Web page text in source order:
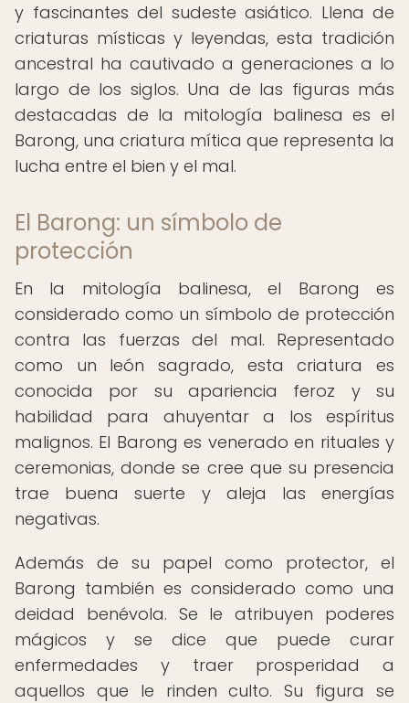
y fascinantes del sudeste asiático. Llena de
criaturas místicas y leyendas, esta tradición
ancestral ha cautivado a generaciones a lo
largo de los siglos. Una de las figuras más
destacadas de la mitología balinesa es el
Barong, una criatura mítica que representa la
lucha entre el bien y el mal.
El Barong: un símbolo de
protección
En la mitología balinesa, el Barong es
considerado como un símbolo de protección
contra las fuerzas del mal. Representado
como un león sagrado, esta criatura es
conocida por su apariencia feroz y su
habilidad para ahuyentar a los espíritus
malignos. El Barong es venerado en rituales y
ceremonias, donde se cree que su presencia
trae buena suerte y aleja las energías
negativas.
Además de su papel como protector, el
Barong también es considerado como una
deidad benévola. Se le atribuyen poderes
mágicos y se dice que puede curar
enfermedades y traer prosperidad a
aquellos que le rinden culto. Su figura se